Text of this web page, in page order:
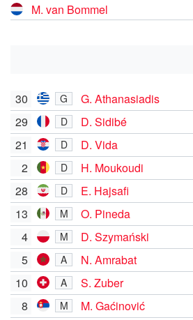
M. van Bommel
30 G
G. Athanasiadis
29
D D. Sidibé
21 D
D. Vida
2
D
H. Moukoudi
28
D
E. Hajsafi
13
M O. Pineda
4 M D. Szymański
5 A
N. Amrabat
10
A S. Zuber
8 M M. Gaćinović